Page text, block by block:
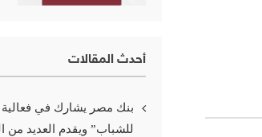
أحدث المقالات
بنك مصر يشارك في فعالية
للشباب” ويقدم العديد من